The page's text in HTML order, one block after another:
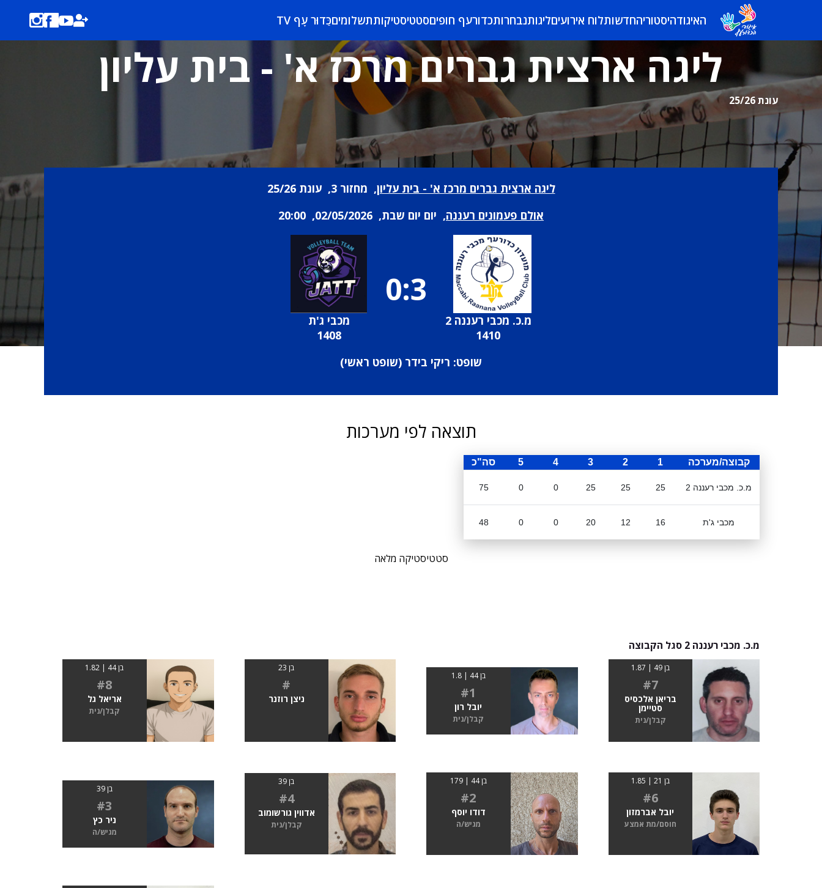
האיגודהיסטוריהחדשותלוח אירועיםליגותנבחרותכדורעף חופיםסטטיסטיקותתשלומיםכַּדוּר עָף TV
ליגה ארצית גברים מרכז א' - בית עליון
עונת 25/26
ליגה ארצית גברים מרכז א' - בית עליון, מחזור 3, עונת 25/26
אולם פעמונים רעננה, יום יום שבת, 02/05/2026, 20:00
מ.כ. מכבי רעננה 2
1410
0:3
מכבי ג'ת
1408
שופט: ריקי בידר (שופט ראשי)
תוצאה לפי מערכות
קבוצה/מערכה 1
2
3
4
5 סה"כ
מ.כ. מכבי רעננה 2 25
25
25
0
0
75
מכבי ג'ת 16
12
20
0
0
48
סטטיסטיקה מלאה
מ.כ. מכבי רעננה 2 סגל הקבוצה
בן 49 | 1.87
#7
בריאן אלכסיס
סטיימן
קבלן/נית
בן 44 | 1.8
#1
יובל רון
קבלן/נית
בן 23
#
ניצן רוזנר
בן 44 | 1.82
#8
אריאל גל
קבלן/נית
בן 21 | 1.85
#6
יובל אברמזון
חוסם/מת אמצע
בן 44 | 179
#2
דודו יוסף
מגיש/ה
בן 39
#4
אדווין גורשומוב
קבלן/נית
בן 39
#3
ניר כץ
מגיש/ה